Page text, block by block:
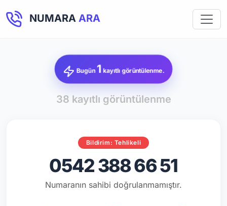
NUMARA ARA
Bugün 1 kayıtlı görüntülenme.
38 kayıtlı görüntülenme
Bildirim: Tehlikeli
0542 388 66 51
Numaranın sahibi doğrulanmamıştır.